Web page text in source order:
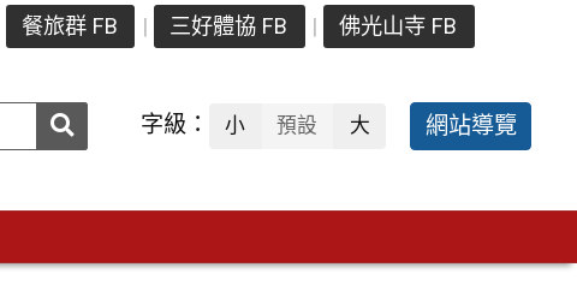
餐旅群 FB 三好體協 FB 佛光山寺 FB
送出 字級： 小 預設 大 網站導覽